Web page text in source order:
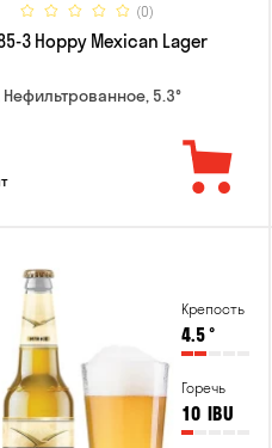
(0)
3 Hoppy Mexican Lager
Нефильтрованное, 5.3°
Крепость
4.5°
Горечь
10 IBU